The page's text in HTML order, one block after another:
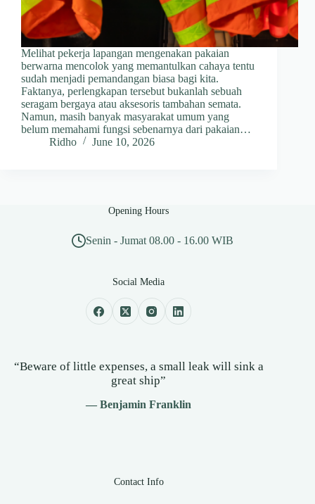
Melihat pekerja lapangan mengenakan pakaian
berwarna mencolok yang memantulkan cahaya tentu
sudah menjadi pemandangan biasa bagi kita.
Faktanya, perlengkapan tersebut bukanlah sebuah
seragam bergaya atau aksesoris tambahan semata.
Namun, masih banyak masyarakat umum yang
belum memahami fungsi sebenarnya dari pakaian…
Ridho
June 10, 2026
Opening Hours
Senin - Jumat 08.00 - 16.00 WIB
Social Media
“Beware of little expenses, a small leak will sink a
great ship”
— Benjamin Franklin
Contact Info